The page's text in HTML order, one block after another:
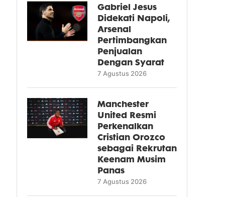
Gabriel Jesus
Didekati Napoli,
Arsenal
Pertimbangkan
Penjualan
Dengan Syarat
7 Agustus 2026
Manchester
United Resmi
Perkenalkan
Cristian Orozco
sebagai Rekrutan
Keenam Musim
Panas
7 Agustus 2026